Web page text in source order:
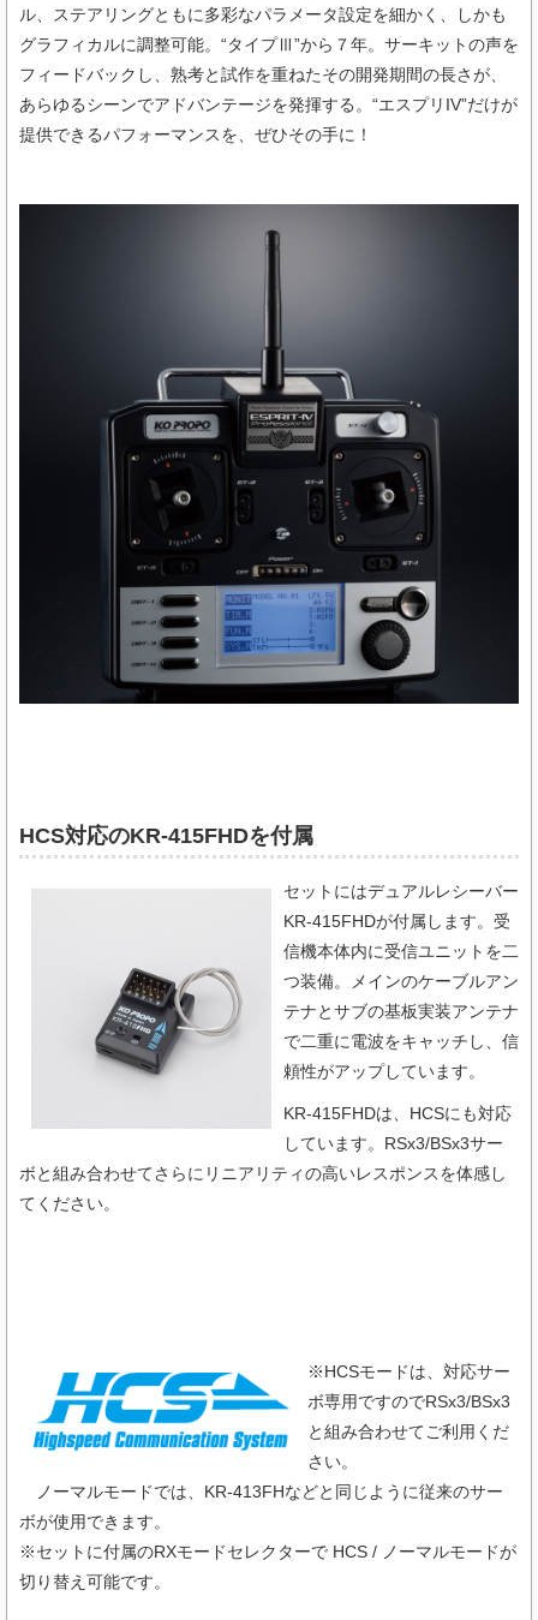
ル、ステアリングともに多彩なパラメータ設定を細かく、しかも
グラフィカルに調整可能。“タイプⅢ”から７年。サーキットの声を
フィードバックし、熟考と試作を重ねたその開発期間の長さが、
あらゆるシーンでアドバンテージを発揮する。“エスプリIV”だけが
提供できるパフォーマンスを、ぜひその手に！
HCS対応のKR-415FHDを付属
セットにはデュアルレシーバー
KR-415FHDが付属します。受
信機本体内に受信ユニットを二
つ装備。メインのケーブルアン
テナとサブの基板実装アンテナ
で二重に電波をキャッチし、信
頼性がアップしています。
KR-415FHDは、HCSにも対応
しています。RSx3/BSx3サー
ボと組み合わせてさらにリニアリティの高いレスポンスを体感し
てください。
※HCSモードは、対応サー
ボ専用ですのでRSx3/BSx3
と組み合わせてご利用くだ
さい。
ノーマルモードでは、KR-413FHなどと同じように従来のサー
ボが使用できます。
※セットに付属のRXモードセレクターで HCS / ノーマルモードが
切り替え可能です。